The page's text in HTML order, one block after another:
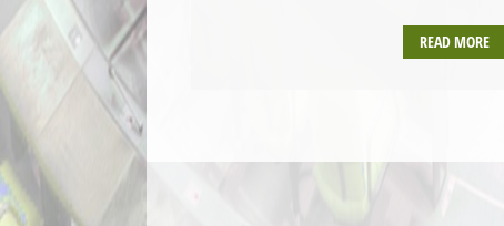
READ MORE